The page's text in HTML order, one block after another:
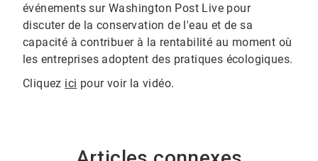
événements sur Washington Post Live pour
discuter de la conservation de l'eau et de sa
capacité à contribuer à la rentabilité au moment où
les entreprises adoptent des pratiques écologiques.
Cliquez ici pour voir la vidéo.